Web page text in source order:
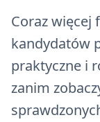
Coraz więcej
kandydatów
praktyczne i
zanim